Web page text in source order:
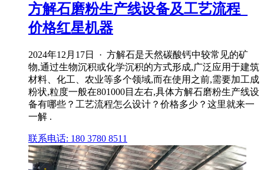
方解石磨粉生产线设备及工艺流程_
价格红星机器
2024年12月17日 · 方解石是天然碳酸钙中较常见的矿
物,通过生物沉积或化学沉积的方式形成,广泛应用于建筑
材料、化工、农业等多个领域,而在使用之前,需要加工成
粉状,粒度一般在801000目左右,具体方解石磨粉生产线设
备有哪些？工艺流程怎么设计？价格多少？这里就来一
一解 .
联系电话: 180 3780 8511